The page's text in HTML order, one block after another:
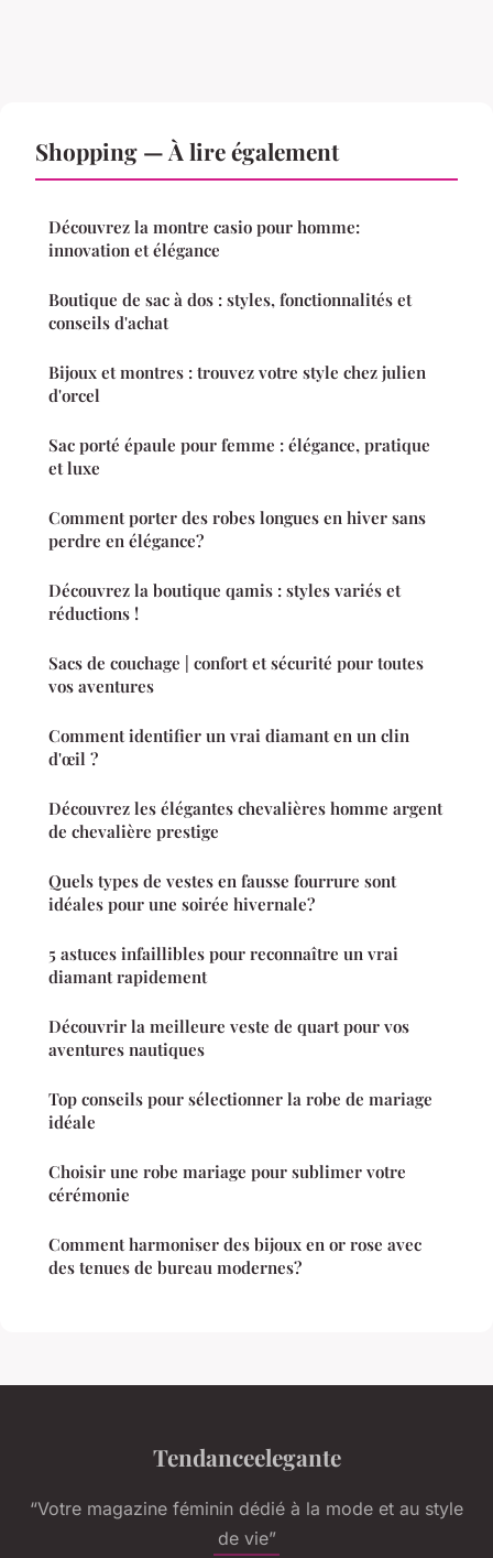
Shopping — À lire également
Découvrez la montre casio pour homme:
innovation et élégance
Boutique de sac à dos : styles, fonctionnalités et
conseils d'achat
Bijoux et montres : trouvez votre style chez julien
d'orcel
Sac porté épaule pour femme : élégance, pratique
et luxe
Comment porter des robes longues en hiver sans
perdre en élégance?
Découvrez la boutique qamis : styles variés et
réductions !
Sacs de couchage | confort et sécurité pour toutes
vos aventures
Comment identifier un vrai diamant en un clin
d'œil ?
Découvrez les élégantes chevalières homme argent
de chevalière prestige
Quels types de vestes en fausse fourrure sont
idéales pour une soirée hivernale?
5 astuces infaillibles pour reconnaître un vrai
diamant rapidement
Découvrir la meilleure veste de quart pour vos
aventures nautiques
Top conseils pour sélectionner la robe de mariage
idéale
Choisir une robe mariage pour sublimer votre
cérémonie
Comment harmoniser des bijoux en or rose avec
des tenues de bureau modernes?
Tendanceelegante
“Votre magazine féminin dédié à la mode et au style
de vie”